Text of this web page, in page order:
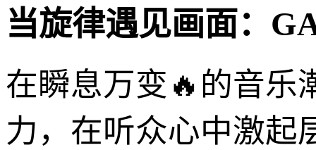
当旋律遇见画面：
在瞬息万变🔥的音乐
力，在听众心中激起